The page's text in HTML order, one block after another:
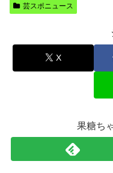
芸スポニュース
X
果糖ち